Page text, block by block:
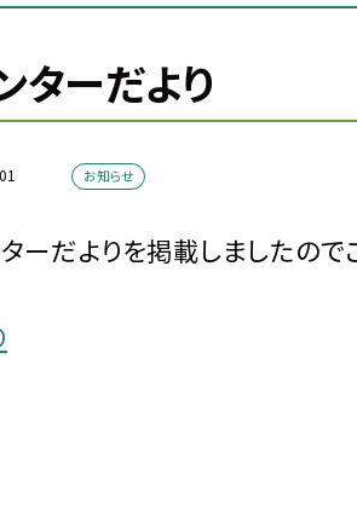
ーだより
お知らせ
ーだよりを掲載しましたので